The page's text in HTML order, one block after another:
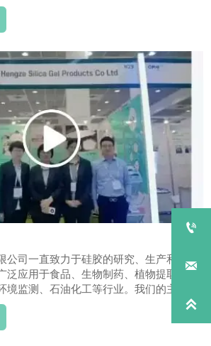
公司一直致力于硅胶的研究、生产和销
泛应用于食品、生物制药、植物提取、精
境监测、石油化工等行业。我们的主要产
化剂硅胶、油品脱色硅胶... 我们的团队前
2023，与客户会面并开发市场。


